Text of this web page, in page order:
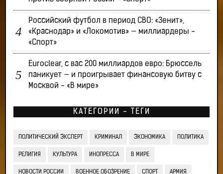
Российский футбол в период СВО: «Зенит»,
«Краснодар» и «Локомотив» — миллиардеры -
«Спорт»
Euroclear, с вас 200 миллиардов евро: Брюссель
паникует — и проигрывает финансовую битву с
Москвой - «В мире»
КАТЕГОРИИ - ТЕГИ
ПОЛИТИЧЕСКИЙ ЭКСПЕРТ КРИМИНАЛ ЭКОНОМИКА ПОЛИТИКА
РЕЛИГИЯ КУЛЬТУРА ИНОПРЕССА В МИРЕ
НОВОСТИ РОССИИ ВОЕННОЕ ОБОЗРЕНИЕ СПОРТ АРМИЯ